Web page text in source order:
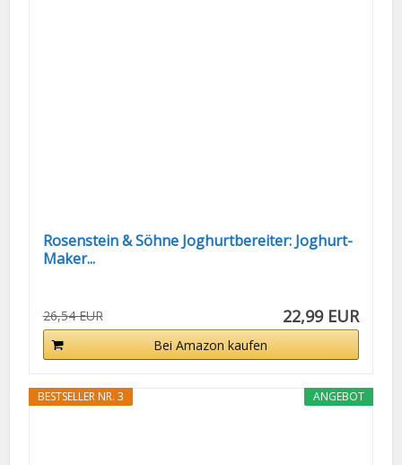
Rosenstein & Söhne Joghurtbereiter: Joghurt-
Maker...
26,54 EUR 22,99 EUR
Bei Amazon kaufen
ANGEBOT
BESTSELLER NR. 3